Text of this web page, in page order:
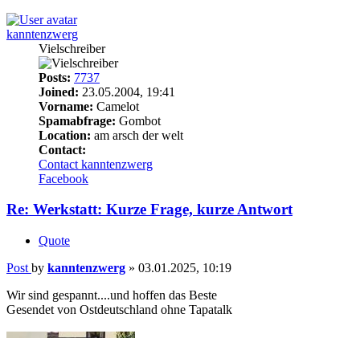
kanntenzwerg
Vielschreiber
Posts: 7737
Joined: 23.05.2004, 19:41
Vorname: Camelot
Spamabfrage: Gombot
Location: am arsch der welt
Contact:
Contact kanntenzwerg
Facebook
Re: Werkstatt: Kurze Frage, kurze Antwort
Quote
Post by kanntenzwerg » 03.01.2025, 10:19
Wir sind gespannt....und hoffen das Beste
Gesendet von Ostdeutschland ohne Tapatalk